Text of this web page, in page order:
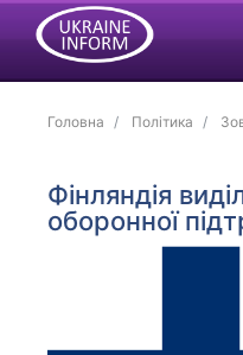
Головна Політика
Фінляндія
оборонної